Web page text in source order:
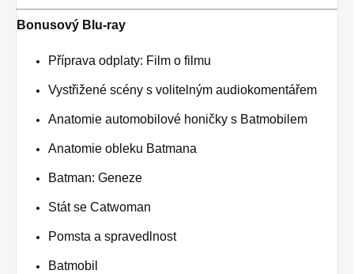
Bonusový Blu-ray
Příprava odplaty: Film o filmu
Vystřižené scény s volitelným audiokomentářem
Anatomie automobilové honičky s Batmobilem
Anatomie obleku Batmana
Batman: Geneze
Stát se Catwoman
Pomsta a spravedlnost
Batmobil